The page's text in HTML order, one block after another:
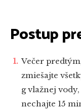
Postup
Večer
zmiešajte
g vlažnej
nechajte 15